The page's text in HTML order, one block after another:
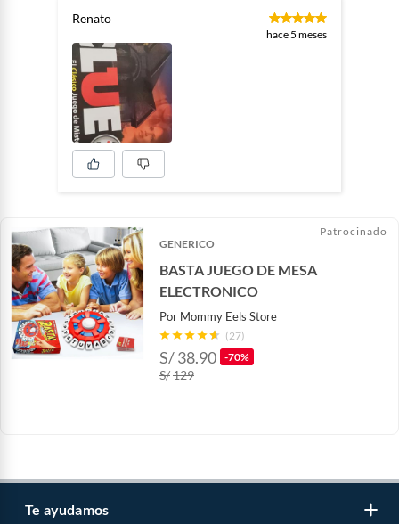
Renato
hace 5 meses
GENERICO
BASTA JUEGO DE MESA
ELECTRONICO
Por Mommy Eels Store
(27)
S/38.90 -70%
S/129
Patrocinado
Te ayudamos